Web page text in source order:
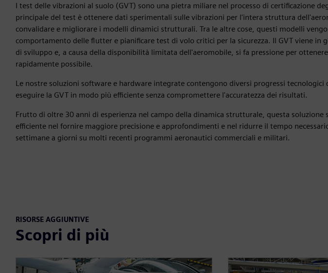
I test delle vibrazioni al suolo (GVT) sono una pietra miliare nel processo di certificazione
principale del test è ottenere dati sperimentali sulle vibrazioni per l'intera struttura
convalidare e migliorare i modelli dinamici strutturali. Tra le altre cose, questi modelli
comportamento delle flutter e pianificare test di volo critici per la sicurezza. Il GVT viene in
di sviluppo e, a causa della disponibilità limitata dell'aeromobile, si fa pressione per
rapidamente possibile.
Le nostre soluzioni software e hardware integrate contengono diversi progressi tecnologici
eseguire la GVT in modo più efficiente senza compromettere l'accuratezza dei risultati.
Frutto di oltre 30 anni di esperienza nel campo della dinamica strutturale, questa
efficiente nel fornire maggiore precisione e approfondimenti e nel ridurre il tempo
settimane a giorni su molti recenti programmi aeronautici commerciali e militari.
RISORSE AGGIUNTIVE
Scopri di più